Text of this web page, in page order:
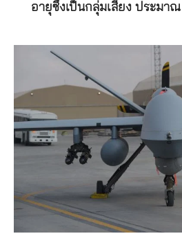
อายุซึ่งเป็นกลุ่มเสี่ยง ประมา